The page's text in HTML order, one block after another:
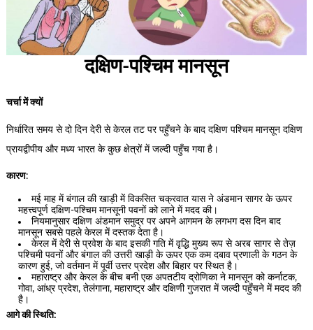
दक्षिण-पश्चिम मानसून
चर्चा में क्यों
निर्धारित समय से दो दिन देरी से केरल तट पर पहुँचने के बाद दक्षिण पश्चिम मानसून दक्षिण
प्रायद्वीपीय और मध्य भारत के कुछ क्षेत्रों में जल्दी पहुँच गया है।
कारण:
मई माह में बंगाल की खाड़ी में विकसित चक्रवात यास ने अंडमान सागर के ऊपर
महत्त्वपूर्ण दक्षिण-पश्चिम मानसूनी पवनों को लाने में मदद की।
नियमानुसार दक्षिण अंडमान समुद्र पर अपने आगमन के लगभग दस दिन बाद
मानसून सबसे पहले केरल में दस्तक देता है।
केरल में देरी से प्रवेश के बाद इसकी गति में वृद्धि मुख्य रूप से अरब सागर से तेज़
पश्चिमी पवनों और बंगाल की उत्तरी खाड़ी के ऊपर एक कम दबाव प्रणाली के गठन के
कारण हुई, जो वर्तमान में पूर्वी उत्तर प्रदेश और बिहार पर स्थित है।
महाराष्ट्र और केरल के बीच बनी एक अपतटीय द्रोणिका ने मानसून को कर्नाटक,
गोवा, आंध्र प्रदेश, तेलंगाना, महाराष्ट्र और दक्षिणी गुजरात में जल्दी पहुँचने में मदद की
है।
आगे की स्थिति: